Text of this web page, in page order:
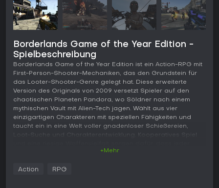
Borderlands Game of the Year Edition -
Spielbeschreibung
Borderlands Game of the Year Edition ist ein Action-RPG mit
First-Person-Shooter-Mechaniken, das den Grundstein für
das Looter-Shooter-Genre gelegt hat. Diese erweiterte
Version des Originals von 2009 versetzt Spieler auf den
chaotischen Planeten Pandora, wo Söldner nach einem
mythischen Vault mit Alien-Tech jagen. Wählt aus vier
einzigartigen Charakteren mit speziellen Fähigkeiten und
taucht ein in eine Welt voller gnadenloser Schießereien,
Loot-Suche und Charakterentwicklung. Kooperatives Spiel
Durchlauf frisch und explosiv wirkt.
Gameplay
+Mehr
Action RPG